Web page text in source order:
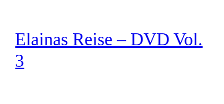
Elainas Reise – DVD Vol.
3